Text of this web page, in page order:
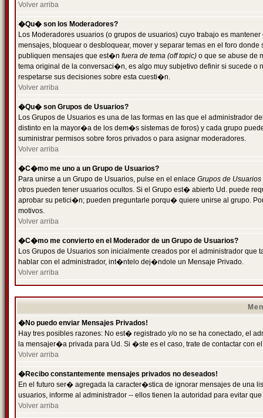
Volver arriba
�Qu� son los Moderadores?
Los Moderadores usuarios (o grupos de usuarios) cuyo trabajo es
mensajes, bloquear o desbloquear, mover y separar temas en el foro
publiquen mensajes que est�n fuera de tema (off topic) o que se abuse de
tema original de la conversaci�n, es algo muy subjetivo definir si sucede
respetarse sus decisiones sobre esta cuesti�n.
Volver arriba
�Qu� son Grupos de Usuarios?
Los Grupos de Usuarios es una de las formas en las que el administrador
distinto en la mayor�a de los dem�s sistemas de foros) y cada grupo
suministrar permisos sobre foros privados o para asignar moderadores.
Volver arriba
�C�mo me uno a un Grupo de Usuarios?
Para unirse a un Grupo de Usuarios, pulse en el enlace Grupos de Usuarios
otros pueden tener usuarios ocultos. Si el Grupo est� abierto Ud. puede
aprobar su petici�n; pueden preguntarle porqu� quiere unirse al grupo.
motivos.
Volver arriba
�C�mo me convierto en el Moderador de un Grupo de Usuarios?
Los Grupos de Usuarios son inicialmente creados por el administrador
hablar con el administrador, int�ntelo dej�ndole un Mensaje Privado.
Volver arriba
�No puedo enviar Mensajes Privados!
Hay tres posibles razones: No est� registrado y/o no se ha conectado, el
la mensajer�a privada para Ud. Si �ste es el caso, trate de contactar con
Volver arriba
�Recibo constantemente mensajes privados no deseados!
En el futuro ser� agregada la caracter�stica de ignorar mensajes de una
usuarios, informe al administrador -- ellos tienen la autoridad para evitar
Volver arriba